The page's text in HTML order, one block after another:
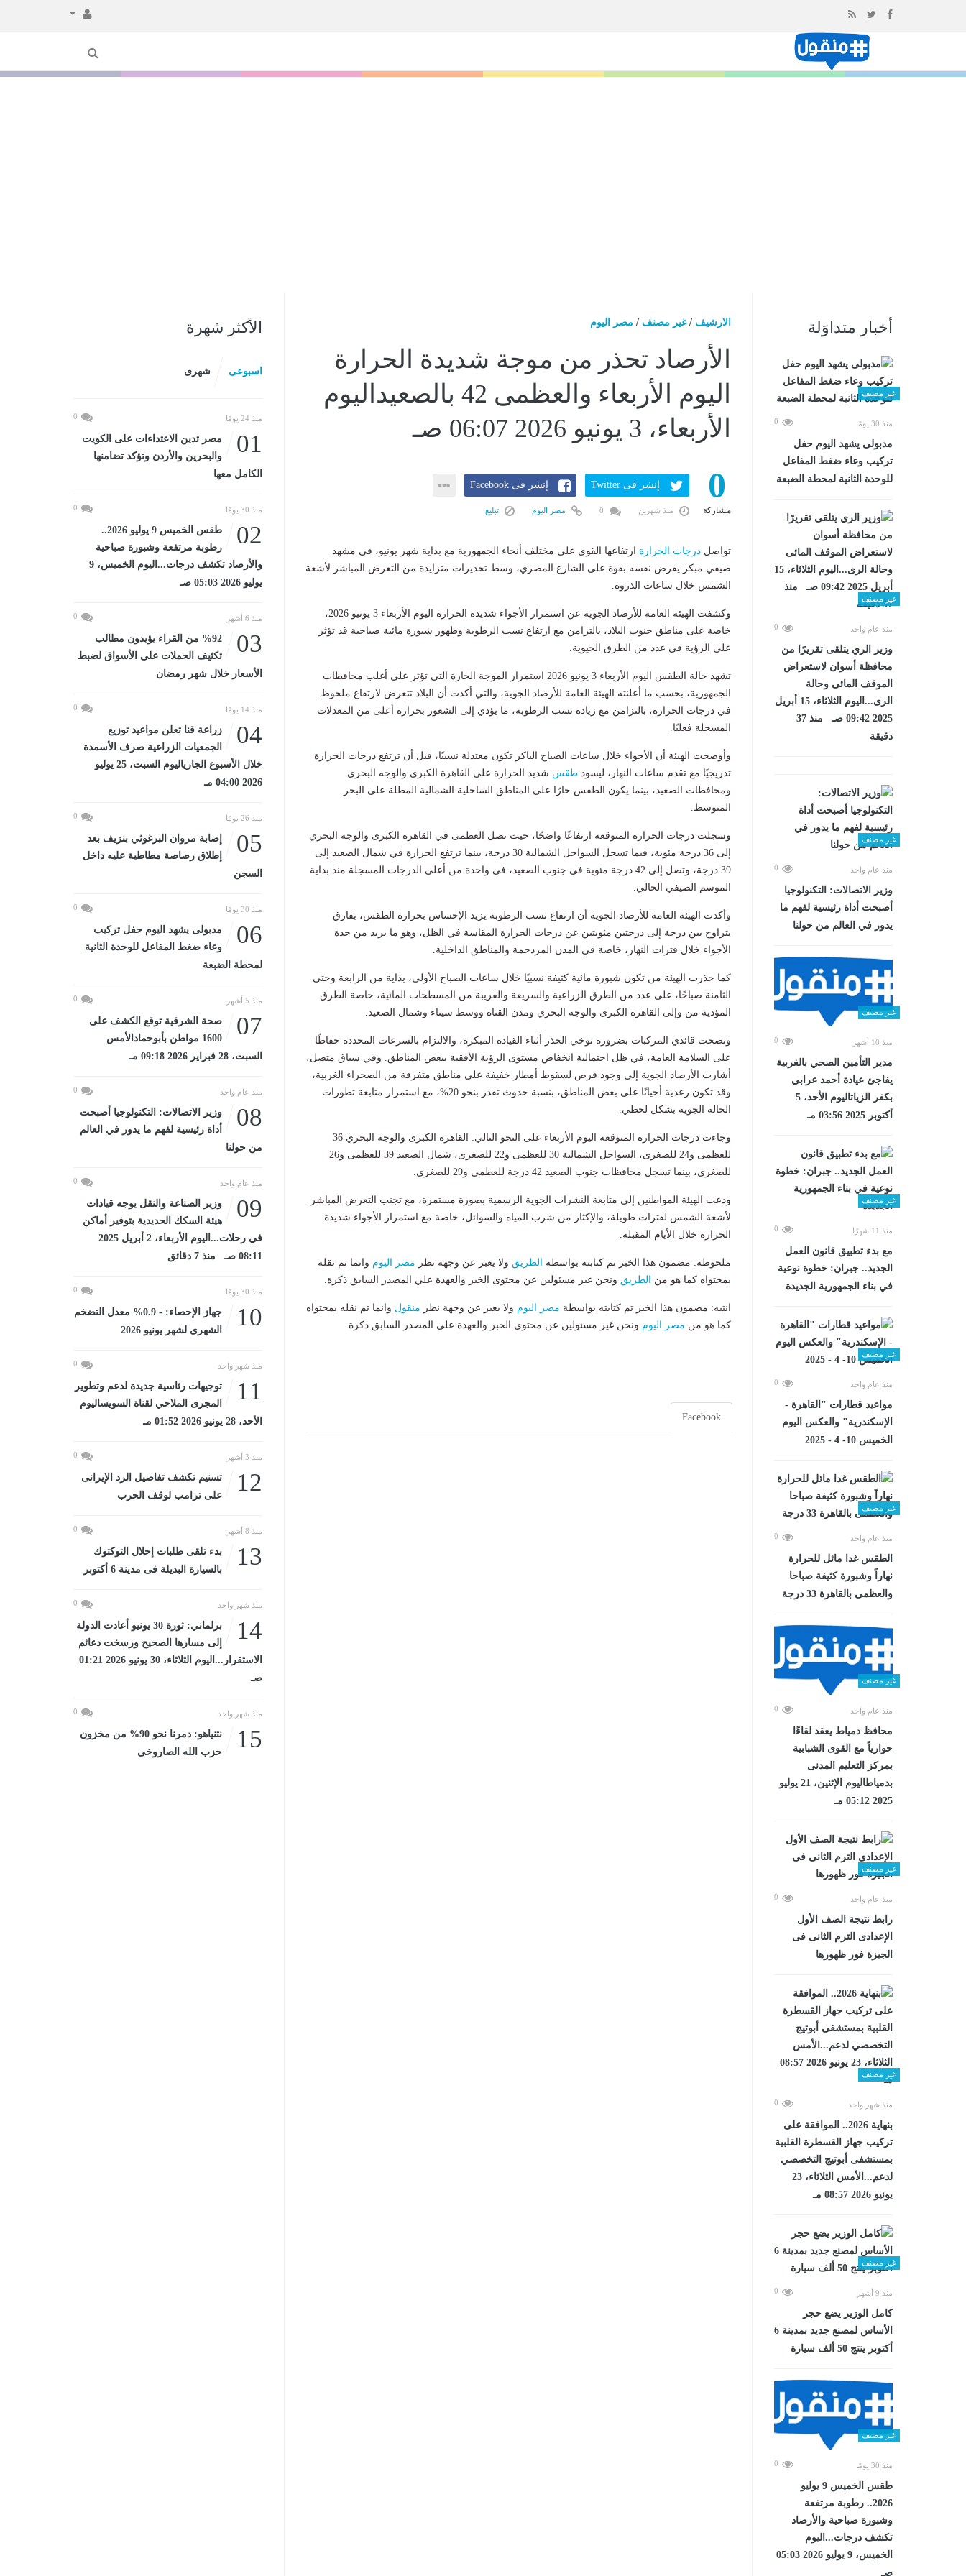
المحتوى
أخبار متداوَلة
غير مصنف
منذ 30 يومًا 0
مدبولى يشهد اليوم حفل
تركيب وعاء ضغط المفاعل
للوحدة الثانية لمحطة الضبعة
غير مصنف
منذ عام واحد 0
وزير الري يتلقى تقريرًا من
محافظة أسوان لاستعراض
الموقف المائى وحالة
الرى...اليوم الثلاثاء، 15 أبريل
2025 09:42 صـ منذ 37
دقيقة
غير مصنف
منذ عام واحد 0
وزير الاتصالات: التكنولوجيا
أصبحت أداة رئيسية لفهم ما
يدور في العالم من حولنا
غير مصنف
منذ 10 أشهر 0
مدير التأمين الصحي بالغربية
يفاجئ عيادة أحمد عرابي
بكفر الزياتاليوم الأحد، 5
أكتوبر 2025 03:56 مـ
غير مصنف
منذ 11 شهرًا 0
مع بدء تطبيق قانون العمل
الجديد.. جبران: خطوة نوعية
في بناء الجمهورية الجديدة
غير مصنف
منذ عام واحد 0
مواعيد قطارات "القاهرة -
الإسكندرية" والعكس اليوم
الخميس 10- 4 - 2025
غير مصنف
منذ عام واحد 0
الطقس غدا مائل للحرارة
نهاراً وشبورة كثيفة صباحا
والعظمى بالقاهرة 33 درجة
غير مصنف
منذ عام واحد 0
محافظ دمياط يعقد لقاءًا
حوارياً مع القوى الشبابية
بمركز التعليم المدنى
بدمياطاليوم الإثنين، 21 يوليو
2025 05:12 مـ
غير مصنف
منذ عام واحد 0
رابط نتيجة الصف الأول
الإعدادى الترم الثانى فى
الجيزة فور ظهورها
غير مصنف
منذ شهر واحد 0
بنهاية 2026.. الموافقة على
تركيب جهاز القسطرة القلبية
بمستشفى أبوتيج التخصصي
لدعم...الأمس الثلاثاء، 23
يونيو 2026 08:57 مـ
غير مصنف
منذ 9 أشهر 0
كامل الوزير يضع حجر
الأساس لمصنع جديد بمدينة 6
أكتوبر ينتج 50 ألف سيارة
غير مصنف
منذ 30 يومًا 0
طقس الخميس 9 يوليو
2026.. رطوبة مرتفعة
وشبورة صباحية والأرصاد
تكشف درجات...اليوم
الخميس، 9 يوليو 2026 05:03
صـ
الارشيف /غير مصنف / مصر اليوم
الأرصاد تحذر من موجة شديدة الحرارة
اليوم الأربعاء والعظمى 42 بالصعيداليوم
الأربعاء، 3 يونيو 2026 06:07 صـ
0
مشاركة
إنشر فى Twitter إنشر فى Facebook
منذ شهرين مصر اليوم تبليغ
تواصل درجات الحرارة ارتفاعها القوي على مختلف أنحاء الجمهورية مع بداية شهر يونيو، في مشهد
صيفي مبكر يفرض نفسه بقوة على الشارع المصري، وسط تحذيرات متزايدة من التعرض المباشر لأشعة
الشمس خلال ساعات الذروة.
وكشفت الهيئة العامة للأرصاد الجوية عن استمرار الأجواء شديدة الحرارة اليوم الأربعاء 3 يونيو 2026،
خاصة على مناطق جنوب البلاد، بالتزامن مع ارتفاع نسب الرطوبة وظهور شبورة مائية صباحية قد تؤثر
على الرؤية في عدد من الطرق الحيوية.
تشهد حالة الطقس اليوم الأربعاء 3 يونيو 2026 استمرار الموجة الحارة التي تؤثر على أغلب محافظات
الجمهورية، بحسب ما أعلنته الهيئة العامة للأرصاد الجوية، والتي أكدت أن البلاد تتعرض لارتفاع ملحوظ
في درجات الحرارة، بالتزامن مع زيادة نسب الرطوبة، ما يؤدي إلى الشعور بحرارة أعلى من المعدلات
المسجلة فعليًا.
وأوضحت الهيئة أن الأجواء خلال ساعات الصباح الباكر تكون معتدلة نسبيًا، قبل أن ترتفع درجات الحرارة
تدريجيًا مع تقدم ساعات النهار، ليسود طقس شديد الحرارة على القاهرة الكبرى والوجه البحري
ومحافظات الصعيد، بينما يكون الطقس حارًا على المناطق الساحلية الشمالية المطلة على البحر
المتوسط.
وسجلت درجات الحرارة المتوقعة ارتفاعًا واضحًا، حيث تصل العظمى في القاهرة الكبرى والوجه البحري
إلى 36 درجة مئوية، فيما تسجل السواحل الشمالية 30 درجة، بينما ترتفع الحرارة في شمال الصعيد إلى
39 درجة، وتصل إلى 42 درجة مئوية في جنوب الصعيد، في واحدة من أعلى الدرجات المسجلة منذ بداية
الموسم الصيفي الحالي.
وأكدت الهيئة العامة للأرصاد الجوية أن ارتفاع نسب الرطوبة يزيد الإحساس بحرارة الطقس، بفارق
يتراوح بين درجة إلى درجتين مئويتين عن درجات الحرارة المقاسة في الظل، وهو ما يزيد من حدة
الأجواء خلال فترات النهار، خاصة في المدن المزدحمة والمناطق الداخلية.
كما حذرت الهيئة من تكون شبورة مائية كثيفة نسبيًا خلال ساعات الصباح الأولى، بداية من الرابعة وحتى
الثامنة صباحًا، على عدد من الطرق الزراعية والسريعة والقريبة من المسطحات المائية، خاصة الطرق
المؤدية من وإلى القاهرة الكبرى والوجه البحري ومدن القناة ووسط سيناء وشمال الصعيد.
ونصحت قائدي المركبات بضرورة توخي الحذر أثناء القيادة المبكرة، والالتزام بالسرعات المحددة حفاظًا
على السلامة العامة، في ظل احتمالية انخفاض مستوى الرؤية الأفقية ببعض المناطق. وفي سياق متصل،
أشارت الأرصاد الجوية إلى وجود فرص لسقوط أمطار خفيفة على مناطق متفرقة من الصحراء الغربية،
وقد تكون رعدية أحيانًا على بعض المناطق، بنسبة حدوث تقدر بنحو 20%، مع استمرار متابعة تطورات
الحالة الجوية بشكل لحظي.
وجاءت درجات الحرارة المتوقعة اليوم الأربعاء على النحو التالي: القاهرة الكبرى والوجه البحري 36
للعظمى و24 للصغرى، السواحل الشمالية 30 للعظمى و22 للصغرى، شمال الصعيد 39 للعظمى و26
للصغرى، بينما تسجل محافظات جنوب الصعيد 42 درجة للعظمى و29 للصغرى.
ودعت الهيئة المواطنين إلى متابعة النشرات الجوية الرسمية بصورة مستمرة، مع تجنب التعرض المباشر
لأشعة الشمس لفترات طويلة، والإكثار من شرب المياه والسوائل، خاصة مع استمرار الأجواء شديدة
الحرارة خلال الأيام المقبلة.
ملحوظة: مضمون هذا الخبر تم كتابته بواسطة الطريق ولا يعبر عن وجهة نظر مصر اليوم وانما تم نقله
بمحتواه كما هو من
الطريق ونحن غير مسئولين عن محتوى الخبر والعهدة علي المصدر السابق ذكرة.
انتبه: مضمون هذا الخبر تم كتابته بواسطة مصر اليوم ولا يعبر عن وجهة نظر منقول وانما تم نقله بمحتواه
كما هو من مصر اليوم ونحن غير مسئولين عن محتوى الخبر والعهدة علي المصدر السابق ذكرة.
Facebook
الأكثر شهرة
اسبوعى شهرى
منذ 24 يومًا 0
01
مصر تدين الاعتداءات على الكويت
والبحرين والأردن وتؤكد تضامنها
الكامل معها
منذ 30 يومًا 0
02
طقس الخميس 9 يوليو 2026..
رطوبة مرتفعة وشبورة صباحية
والأرصاد تكشف درجات...اليوم الخميس، 9
يوليو 2026 05:03 صـ
منذ 6 أشهر 0
03
%92 من القراء يؤيدون مطالب
تكثيف الحملات على الأسواق لضبط
الأسعار خلال شهر رمضان
منذ 14 يومًا 0
04
زراعة قنا تعلن مواعيد توزيع
الجمعيات الزراعية صرف الأسمدة
خلال الأسبوع الجارياليوم السبت، 25 يوليو
2026 04:00 مـ
منذ 26 يومًا 0
05
إصابة مروان البرغوثي بنزيف بعد
إطلاق رصاصة مطاطية عليه داخل
السجن
منذ 30 يومًا 0
06
مدبولى يشهد اليوم حفل تركيب
وعاء ضغط المفاعل للوحدة الثانية
لمحطة الضبعة
منذ 5 أشهر 0
07
صحة الشرقية توقع الكشف على
1600 مواطن بأبوحمادالأمس
السبت، 28 فبراير 2026 09:18 مـ
منذ عام واحد 0
08
وزير الاتصالات: التكنولوجيا أصبحت
أداة رئيسية لفهم ما يدور في العالم
من حولنا
منذ عام واحد 0
09
وزير الصناعة والنقل يوجه قيادات
هيئة السكك الحديدية بتوفير أماكن
في رحلات...اليوم الأربعاء، 2 أبريل 2025
08:11 صـ منذ 7 دقائق
منذ 30 يومًا 0
10
جهاز الإحصاء: - 0.9% معدل التضخم
الشهرى لشهر يونيو 2026
منذ شهر واحد 0
11
توجيهات رئاسية جديدة لدعم وتطوير
المجرى الملاحي لقناة السويساليوم
الأحد، 28 يونيو 2026 01:52 مـ
منذ 3 أشهر 0
12
تسنيم تكشف تفاصيل الرد الإيرانى
على ترامب لوقف الحرب
منذ 8 أشهر 0
13
بدء تلقى طلبات إحلال التوكتوك
بالسيارة البديلة فى مدينة 6 أكتوبر
منذ شهر واحد 0
14
برلماني: ثورة 30 يونيو أعادت الدولة
إلى مسارها الصحيح ورسخت دعائم
الاستقرار...اليوم الثلاثاء، 30 يونيو 2026 01:21
صـ
منذ شهر واحد 0
15
نتنياهو: دمرنا نحو 90% من مخزون
حزب الله الصاروخى